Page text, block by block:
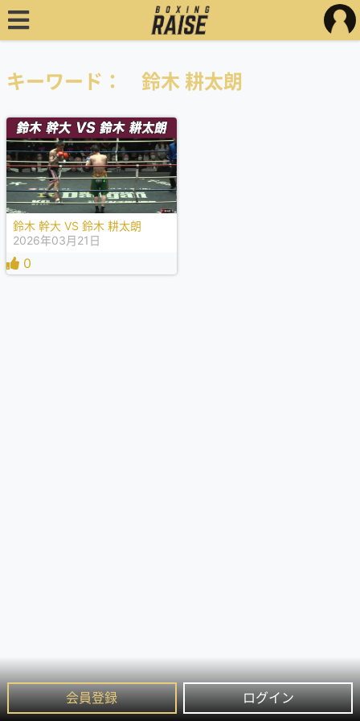
会員登録 ログイン
キーワード： 鈴木 耕太朗
鈴木 幹大 VS 鈴木 耕太朗
2026年03月21日
0